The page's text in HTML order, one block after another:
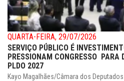
QUARTA-FEIRA, 29/07/2026
SERVIÇO PÚBLICO É
PRESSIONAM CONGRESSO PARA
PLDO 2027
Kayo Magalhães/Câmara dos